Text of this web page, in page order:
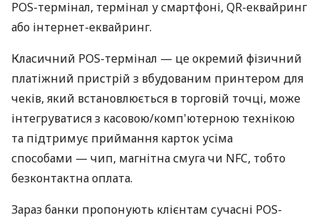
POS-термінал, термінал у смартфоні, QR-еквайринг
або інтернет-еквайринг.
Класичний POS-термінал — це окремий фізичний
платіжний пристрій з вбудованим принтером для
чеків, який встановлюється в торговій точці, може
інтегруватися з касовою/комп'ютерною технікою
та підтримує приймання карток усіма
способами — чип, магнітна смуга чи NFC, тобто
безконтактна оплата.
Зараз банки пропонують клієнтам сучасні POS-